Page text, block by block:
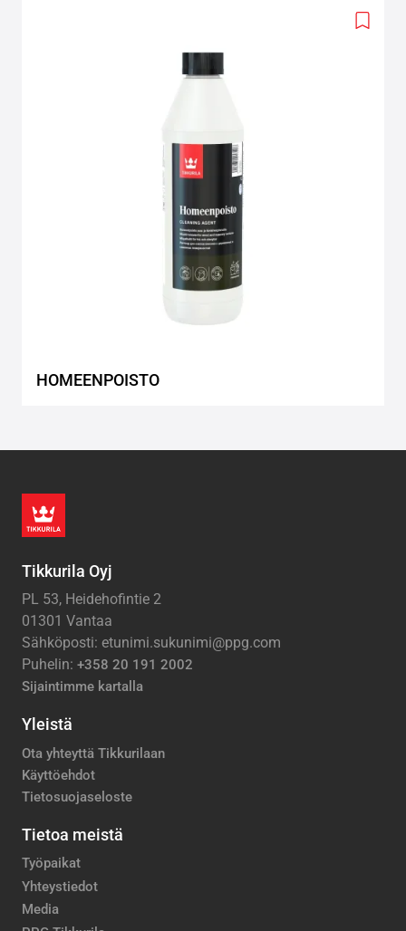
Add
HOMEENPOISTO
Tikkurila Oyj
PL 53, Heidehofintie 2
01301 Vantaa
Sähköposti: etunimi.sukunimi@ppg.com
Puhelin: +358 20 191 2002
Sijaintimme kartalla
Yleistä
Ota yhteyttä Tikkurilaan
Käyttöehdot
Tietosuojaseloste
Tietoa meistä
Työpaikat
Yhteystiedot
Media